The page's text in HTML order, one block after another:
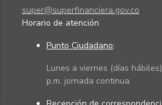
super@superfinanciera.gov.co
Horario de atención
Punto Ciudadano:
Lunes a viernes (días
p.m. jornada continua